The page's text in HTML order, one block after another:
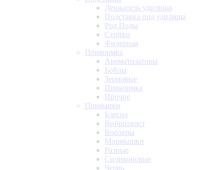
Держатель удилища
Подставка под удилища
Род Поды
Стойки
Фидерная
Прикормка
Ароматизаторы
Бойлы
Зерновые
Прикормка
Прочие
Приманки
Блесна
Виброхвост
Воблеры
Мормышки
Разные
Силиконовые
Червь